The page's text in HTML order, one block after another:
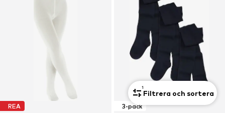
REA 3-pack
1
Filtrera och sortera